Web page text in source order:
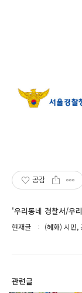
공감
'우리동네 경찰서/우
현재글 (혜화) 시민,
관련글